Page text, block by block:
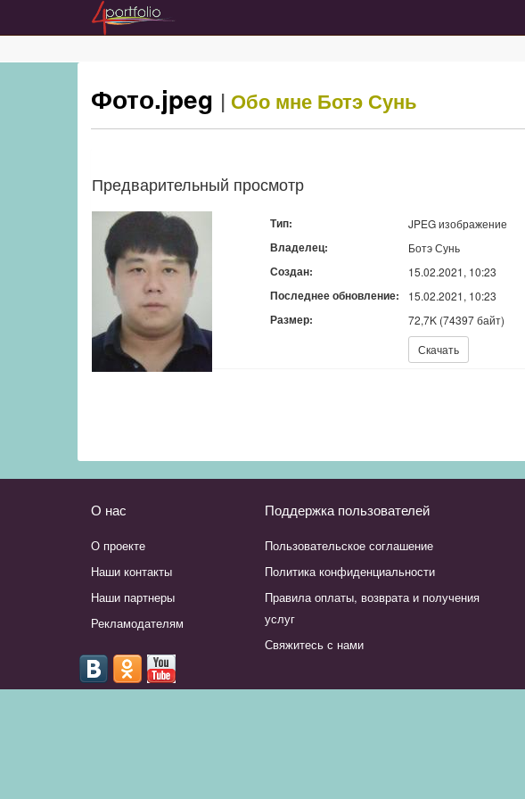
Фото.jpeg | Обо мне Ботэ Сунь
Предварительный просмотр
Тип: JPEG изображение
Владелец: Ботэ Сунь
Создан: 15.02.2021, 10:23
Последнее обновление: 15.02.2021, 10:23
Размер: 72,7K (74397 байт)
Скачать
О нас
О проекте
Наши контакты
Наши партнеры
Рекламодателям
Поддержка пользователей
Пользовательское соглашение
Политика конфиденциальности
Правила оплаты, возврата и получения
услуг
Свяжитесь с нами